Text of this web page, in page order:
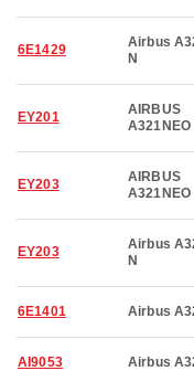
6E1429
Airbus
N
EY201
AIRBUS
A321NEO
EY203
AIRBUS
A321NEO
EY203
Airbus
N
6E1401 Airbus
AI9053 Airbus